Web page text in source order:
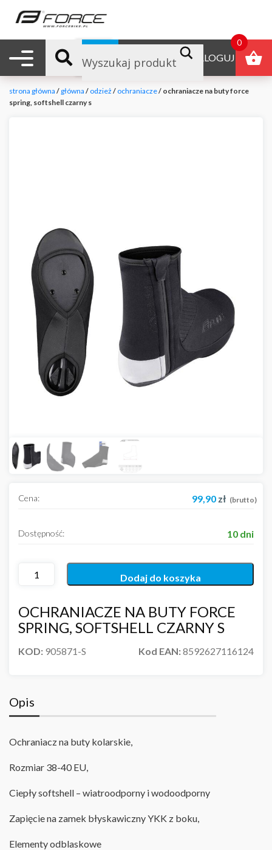
Nawigacja mobilna ZALOGUJ
B2B
strona główna / główna / odzież / ochraniacze/ ochraniacze na buty force
spring, softshell czarny s
OCHRANIACZE NA BUTY FORCE
SPRING, SOFTSHELL CZARNY S
KOD: 905871-S Kod EAN:8592627116124
Cena: 99,90 zł (brutto)
Dostępność: 10 dni
Dodaj do koszyka
Opis
Ochraniacz na buty kolarskie,
Rozmiar 38-40 EU,
Ciepły softshell – wiatroodporny i wodoodporny
Zapięcie na zamek błyskawiczny YKK z boku,
Elementy odblaskowe
0